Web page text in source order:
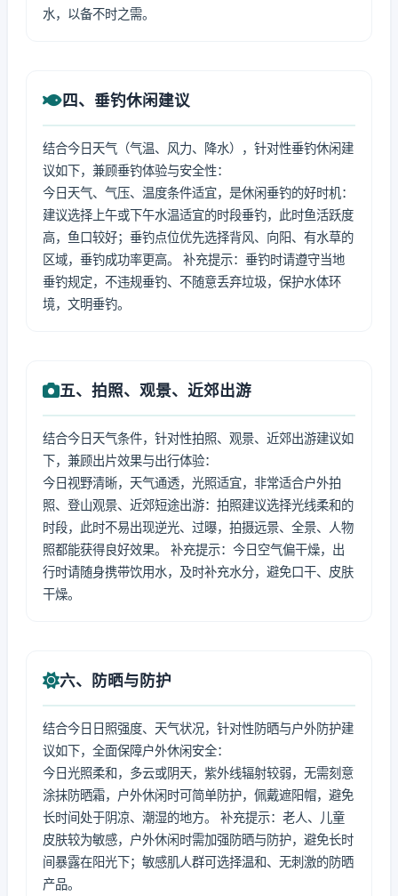
水，以备不时之需。
四、垂钓休闲建议
结合今日天气（气温、风力、降水），针对性垂钓休闲建
议如下，兼顾垂钓体验与安全性：
今日天气、气压、温度条件适宜，是休闲垂钓的好时机：
建议选择上午或下午水温适宜的时段垂钓，此时鱼活跃度
高，鱼口较好；垂钓点位优先选择背风、向阳、有水草的
区域，垂钓成功率更高。 补充提示：垂钓时请遵守当地
垂钓规定，不违规垂钓、不随意丢弃垃圾，保护水体环
境，文明垂钓。
五、拍照、观景、近郊出游
结合今日天气条件，针对性拍照、观景、近郊出游建议如
下，兼顾出片效果与出行体验：
今日视野清晰，天气通透，光照适宜，非常适合户外拍
照、登山观景、近郊短途出游：拍照建议选择光线柔和的
时段，此时不易出现逆光、过曝，拍摄远景、全景、人物
照都能获得良好效果。 补充提示：今日空气偏干燥，出
行时请随身携带饮用水，及时补充水分，避免口干、皮肤
干燥。
六、防晒与防护
结合今日日照强度、天气状况，针对性防晒与户外防护建
议如下，全面保障户外休闲安全：
今日光照柔和，多云或阴天，紫外线辐射较弱，无需刻意
涂抹防晒霜，户外休闲时可简单防护，佩戴遮阳帽，避免
长时间处于阴凉、潮湿的地方。 补充提示：老人、儿童
皮肤较为敏感，户外休闲时需加强防晒与防护，避免长时
间暴露在阳光下；敏感肌人群可选择温和、无刺激的防晒
产品。